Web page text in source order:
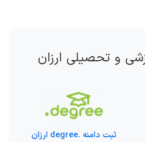
و تحصیلی ارزان
ثبت دامنه .degree ارزان